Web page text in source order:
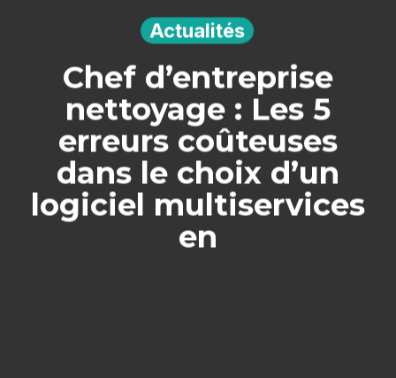
Actualités
Chef d’entreprise
nettoyage : Les 5
erreurs coûteuses
dans le choix d’un
logiciel multiservices
en